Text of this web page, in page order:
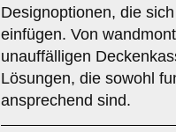
Designoptionen, die
einfügen. Von
unauffälligen
Lösungen, die sowohl
ansprechend sind.